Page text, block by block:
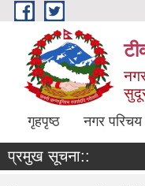
Skip to main content
गृहपृष्ठ नगर परिचय
प्रमुख सूचना::